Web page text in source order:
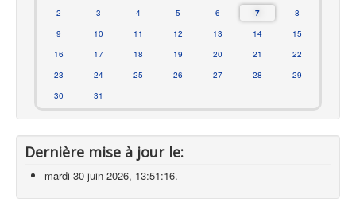
2
3 4 5 6 7
8
9
10 11 12 13 14
15
16
17 18 19 20 21
22
23
24 25 26 27 28
29
30
31
Dernière mise à jour le:
mardi 30 juin 2026, 13:51:16.